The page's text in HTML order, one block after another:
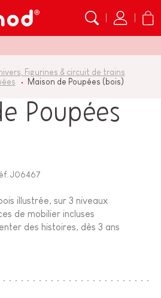
Figurines & circuit de trains
Maison de Poupées (bois)
Poupées
J06467
illustrée, sur 3 niveaux
de mobilier incluses
des histoires, dès 3 ans